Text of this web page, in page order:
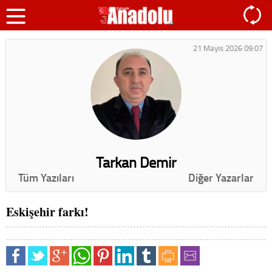
21 Mayıs 2026 09:07
Tarkan Demir
Tüm Yazıları Diğer Yazarlar
Eskişehir farkı!